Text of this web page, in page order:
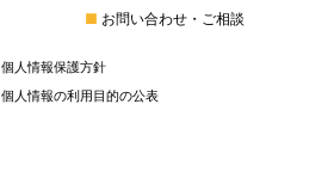
■ お問い合わせ・ご相談
個人情報保護方針
個人情報の利用目的の公表